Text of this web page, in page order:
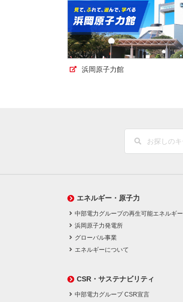
浜岡原子力館
エネルギー・原子力
中部電力グループの再生可能エネルギー
浜岡原子力発電所
グローバル事業
エネルギーについて
CSR・サステナビリティ
中部電力グループ CSR宣言